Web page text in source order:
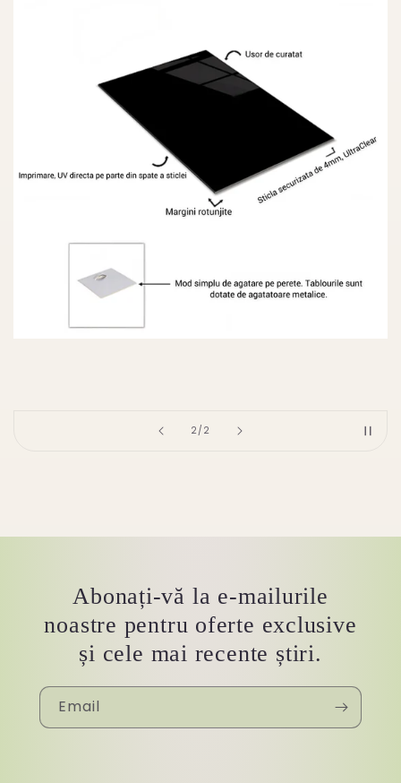
2 /of
2
Abonați-vă la e-mailurile
noastre pentru oferte exclusive
și cele mai recente știri.
Email